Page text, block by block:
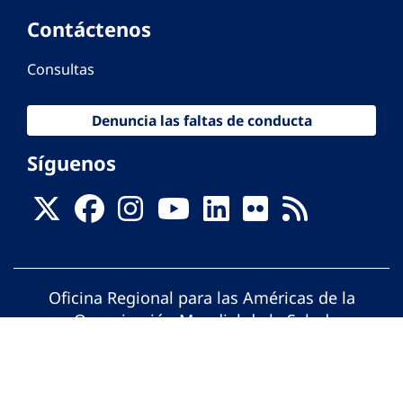
Contáctenos
Consultas
Denuncia las faltas de conducta
Síguenos
Oficina Regional para las Américas de la
Organización Mundial de la Salud